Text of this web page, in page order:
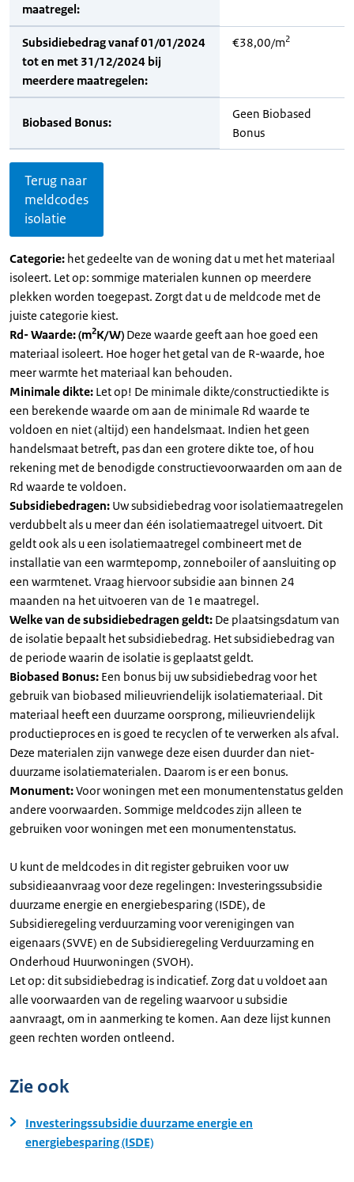
maatregel:
Subsidiebedrag vanaf 01/01/2024
tot en met 31/12/2024 bij
meerdere maatregelen:
€38,00/m2
Biobased Bonus:
Geen Biobased
Bonus
Terug naar
meldcodes
isolatie
Categorie: het gedeelte van de woning dat u met het materiaal
isoleert. Let op: sommige materialen kunnen op meerdere
plekken worden toegepast. Zorgt dat u de meldcode met de
juiste categorie kiest.
Rd- Waarde: (m2K/W) Deze waarde geeft aan hoe goed een
materiaal isoleert. Hoe hoger het getal van de R-waarde, hoe
meer warmte het materiaal kan behouden.
Minimale dikte: Let op! De minimale dikte/constructiedikte is
een berekende waarde om aan de minimale Rd waarde te
voldoen en niet (altijd) een handelsmaat. Indien het geen
handelsmaat betreft, pas dan een grotere dikte toe, of hou
rekening met de benodigde constructievoorwaarden om aan de
Rd waarde te voldoen.
Subsidiebedragen: Uw subsidiebedrag voor isolatiemaatregelen
verdubbelt als u meer dan één isolatiemaatregel uitvoert. Dit
geldt ook als u een isolatiemaatregel combineert met de
installatie van een warmtepomp, zonneboiler of aansluiting op
een warmtenet. Vraag hiervoor subsidie aan binnen 24
maanden na het uitvoeren van de 1e maatregel.
Welke van de subsidiebedragen geldt: De plaatsingsdatum van
de isolatie bepaalt het subsidiebedrag. Het subsidiebedrag van
de periode waarin de isolatie is geplaatst geldt.
Biobased Bonus: Een bonus bij uw subsidiebedrag voor het
gebruik van biobased milieuvriendelijk isolatiemateriaal. Dit
materiaal heeft een duurzame oorsprong, milieuvriendelijk
productieproces en is goed te recyclen of te verwerken als afval.
Deze materialen zijn vanwege deze eisen duurder dan niet-
duurzame isolatiematerialen. Daarom is er een bonus.
Monument:Voor woningen met een monumentenstatus gelden
andere voorwaarden. Sommige meldcodes zijn alleen te
gebruiken voor woningen met een monumentenstatus.
U kunt de meldcodes in dit register gebruiken voor uw
subsidieaanvraag voor deze regelingen: Investeringssubsidie
duurzame energie en energiebesparing (ISDE), de
Subsidieregeling verduurzaming voor verenigingen van
eigenaars (SVVE) en de Subsidieregeling Verduurzaming en
Onderhoud Huurwoningen (SVOH).
Let op: dit subsidiebedrag is indicatief. Zorg dat u voldoet aan
alle voorwaarden van de regeling waarvoor u subsidie
aanvraagt, om in aanmerking te komen. Aan deze lijst kunnen
geen rechten worden ontleend.
Zie ook
Investeringssubsidie duurzame energie en
energiebesparing (ISDE)